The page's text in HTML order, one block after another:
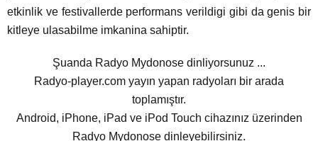
etkinlik ve festivallerde performans verildigi gibi da genis bir
kitleye ulasabilme imkanina sahiptir.
Şuanda Radyo Mydonose dinliyorsunuz ...
Radyo-player.com yayın yapan radyoları bir arada
toplamıştır.
Android, iPhone, iPad ve iPod Touch cihazınız üzerinden
Radyo Mydonose dinleyebilirsiniz.